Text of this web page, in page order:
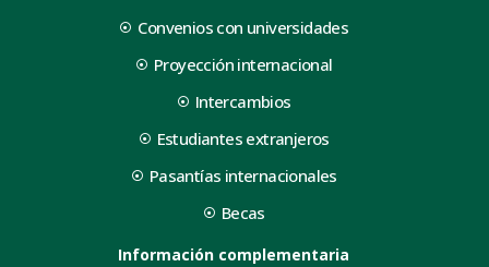
Convenios con universidades
Proyección internacional
Intercambios
Estudiantes extranjeros
Pasantías internacionales
Becas
Información complementaria